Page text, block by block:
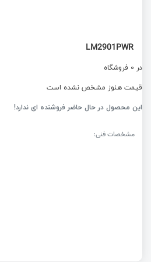
LM2901PWR
در 0 فروشگاه
قیمت هنوز مشخص نشده است
این محصول در حال حاضر فروشنده ای ندارد!
مشخصات فنی: